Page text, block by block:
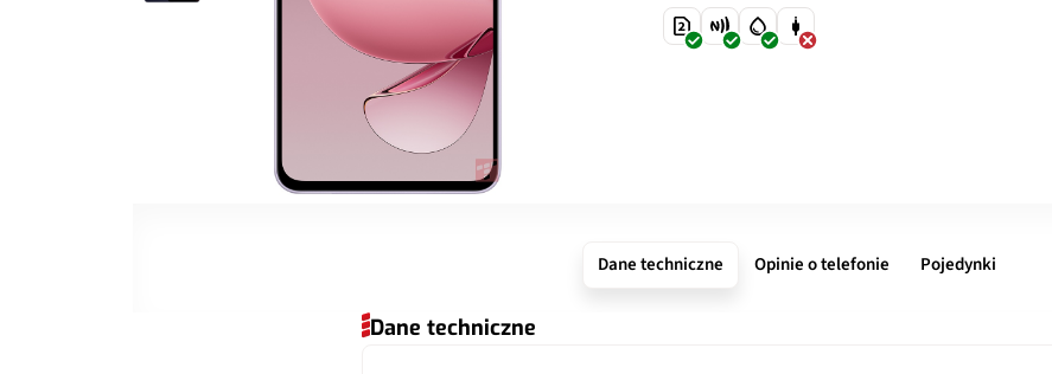
Dane techniczne Opinie o telefonie Pojedynki
Dane techniczne